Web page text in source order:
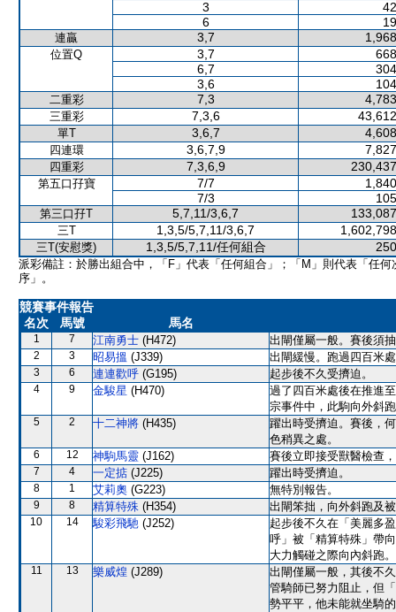
3
6
連贏 3,7
位置Q 3,7
6,7
3,6
二重彩 7,3
三重彩 7,3,6
單T 3,6,7
四連環 3,6,7,9
四重彩 7,3,6,9
第五口孖寶 7/7
7/3
第三口孖T 5,7,11/3,6,7
三T 1,3,5/5,7,11/3,6,7
三T(安慰獎) 1,3,5/5,7,11/任何組合
派彩備註：於勝出組合中，「F」代表「任何組合」；「M」則代表「任何
序」。
競賽事件報告
名次
馬號 馬名
1 7 江南勇士 (H472) 出閘僅屬一般。賽後須
2 3 昭易搵 (J339) 出閘緩慢。跑過四百米
3 6 連連歡呼 (G195) 起步後不久受擠迫。
4 9 金駿星 (H470)
過了四百米處後在推進
宗事件中，此駒向外斜
5 2 十二神將 (H435)
躍出時受擠迫。賽後，
色稍異之處。
6 12 神駒馬靈 (J162) 賽後立即接受獸醫檢查
7 4 一定掂 (J225) 躍出時受擠迫。
8 1 艾莉奧 (G223) 無特別報告。
9 8 精算特殊 (H354) 出閘笨拙，向外斜跑及
10 14 駿彩飛馳 (J252)
起步後不久在「美麗多
呼」被「精算特殊」帶
大力觸碰之際向內斜跑。
11 13 樂威煌 (J289)
出閘僅屬一般，其後不
管騎師已努力阻止，但
勢平平，他未能就坐騎